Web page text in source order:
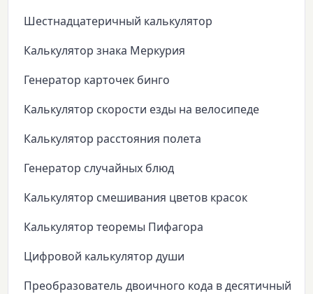
Шестнадцатеричный калькулятор
Калькулятор знака Меркурия
Генератор карточек бинго
Калькулятор скорости езды на велосипеде
Калькулятор расстояния полета
Генератор случайных блюд
Калькулятор смешивания цветов красок
Калькулятор теоремы Пифагора
Цифровой калькулятор души
Преобразователь двоичного кода в десятичный